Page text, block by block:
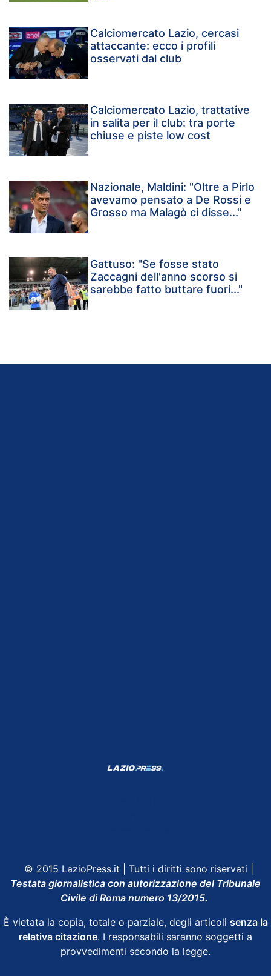
Calciomercato Lazio, cercasi
attaccante: ecco i profili
osservati dal club
Calciomercato Lazio, trattative
in salita per il club: tra porte
chiuse e piste low cost
Nazionale, Maldini: "Oltre a Pirlo
avevamo pensato a De Rossi e
Grosso ma Malagò ci disse..."
Gattuso: "Se fosse stato
Zaccagni dell'anno scorso si
sarebbe fatto buttare fuori..."
© 2015 LazioPress.it | Tutti i diritti sono riservati |
Testata giornalistica con autorizzazione del Tribunale
Civile di Roma numero 13/2015.
È vietata la copia, totale o parziale, degli articoli senza la
relativa citazione. I responsabili saranno soggetti a
provvedimenti secondo la legge.